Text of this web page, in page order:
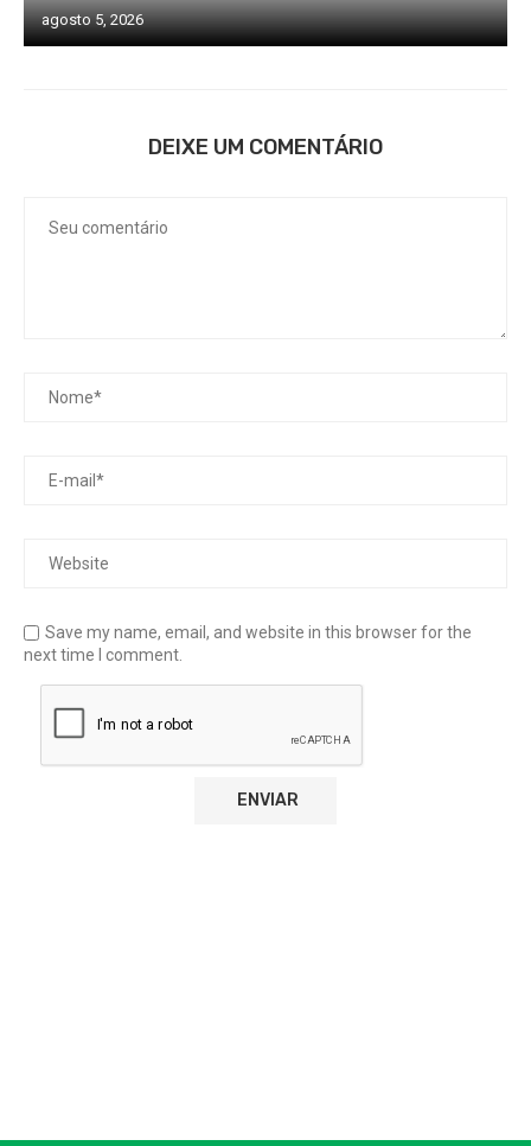
agosto 5, 2026
DEIXE UM COMENTÁRIO
Save my name, email, and website in this browser for the
next time I comment.